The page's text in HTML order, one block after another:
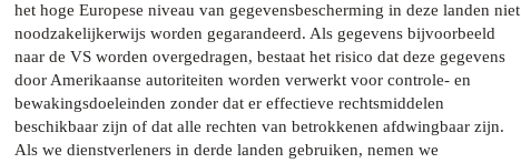
het hoge Europese niveau van gegevensbescherming in deze landen niet
noodzakelijkerwijs worden gegarandeerd. Als gegevens bijvoorbeeld
naar de VS worden overgedragen, bestaat het risico dat deze gegevens
door Amerikaanse autoriteiten worden verwerkt voor controle- en
bewakingsdoeleinden zonder dat er effectieve rechtsmiddelen
beschikbaar zijn of dat alle rechten van betrokkenen afdwingbaar zijn.
Als we dienstverleners in derde landen gebruiken, nemen we